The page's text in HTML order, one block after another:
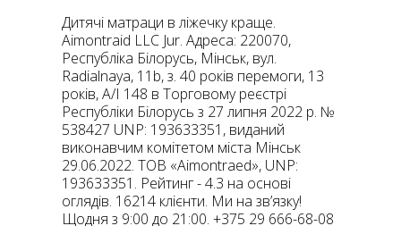
Дитячі матраци в ліжечку краще.
Aimontraid LLC Jur. Адреса: 220070,
Республіка Білорусь, Мінськ, вул.
Radialnaya, 11b, з. 40 років перемоги, 13
років, A/I 148 в Торговому реєстрі
Республіки Білорусь з 27 липня 2022 р. №
538427 UNP: 193633351, виданий
виконавчим комітетом міста Мінськ
29.06.2022. ТОВ «Aimontraed», UNP:
193633351. Рейтинг - 4.3 на основі
оглядів. 16214 клієнти. Ми на зв’язку!
Щодня з 9:00 до 21:00. +375 29 666-68-08